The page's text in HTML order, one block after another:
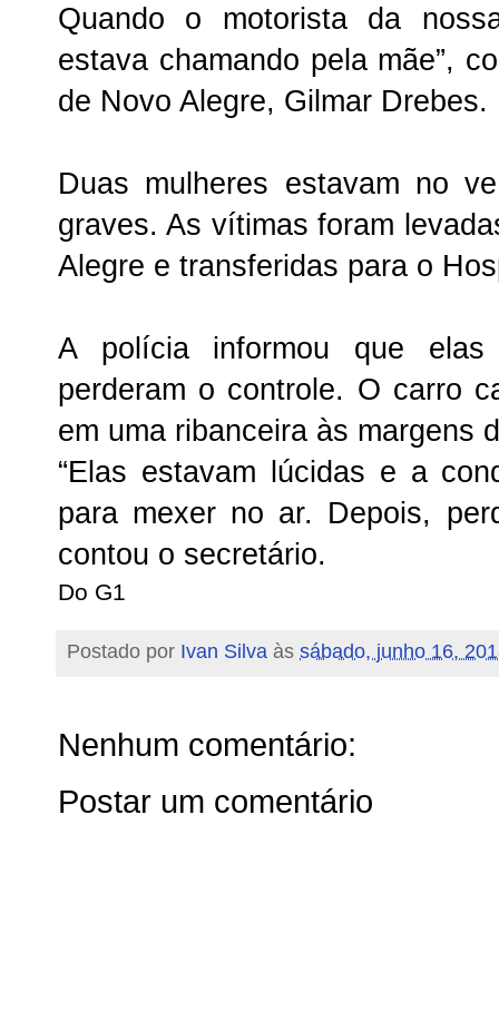
Quando o motorista da
estava chamando pela mãe”,
de Novo Alegre, Gilmar Drebes.
Duas mulheres estavam no
graves. As vítimas foram
Alegre e transferidas para o
A polícia informou que
perderam o controle. O carro
em uma ribanceira às margens
“Elas estavam lúcidas e a
para mexer no ar. Depois,
contou o secretário.
Do G1
Postado por Ivan Silva às sábado, junho 16,
Nenhum comentário:
Postar um comentário